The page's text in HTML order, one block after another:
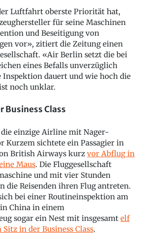
Luftfahrt oberste Priorität hat,
für seine Maschinen
und Beseitigung von
vor», zitiert die Zeitung einen
«Air Berlin setzt die bei
eines Befalls unverzüglich
Inspektion dauert und wie hoch die
noch unklar.
Business Class
einzige Airline mit Nager-
Kurzem sichtete ein Passagier in
British Airways kurz vor Abflug in
Maus. Die Fluggesellschaft
und mit vier Stunden
die Reisenden ihren Flug antreten.
bei einer Routineinspektion am
China in einem
sogar ein Nest mit insgesamt elf
in der Business Class.